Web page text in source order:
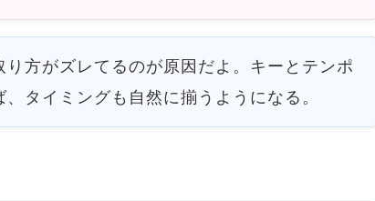
り方がズレてるのが原因だよ。キーとテンポ
タイミングも自然に揃うようになる。